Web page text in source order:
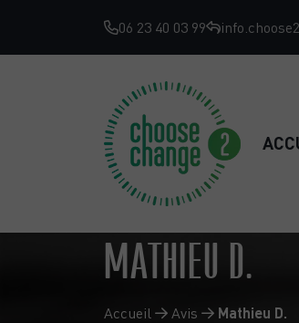
06 23 40 03 99
MATHIEU D.
Accueil Avis Mathieu D.